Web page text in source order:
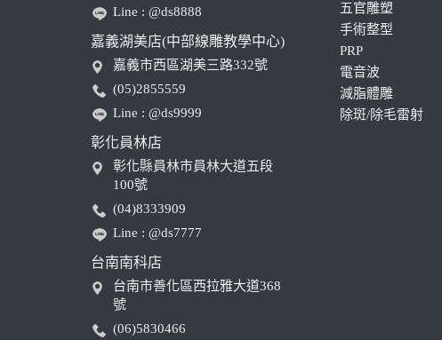
Line : @ds8888
嘉義湖美店(中部線雕教學中心)
嘉義市西區湖美三路332號
(05)2855559
Line : @ds9999
彰化員林店
彰化縣員林市員林大道五段
100號
(04)8333909
Line : @ds7777
台南南科店
台南市善化區西拉雅大道368
號
(06)5830466
五官雕塑
手術整型
PRP
電音波
減脂體雕
除斑/除毛雷射